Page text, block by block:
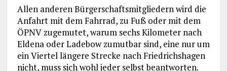
Allen anderen Bürgerschaftsmitgliedern wird die
Anfahrt mit dem Fahrrad, zu Fuß oder mit dem
ÖPNV zugemutet, warum sechs Kilometer nach
Eldena oder Ladebow zumutbar sind, eine nur um
ein Viertel längere Strecke nach Friedrichshagen
nicht, muss sich wohl jeder selbst beantworten.